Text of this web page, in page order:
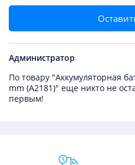
Администратор
По товару "Аккумуляторная
mm (A2181)" еще никто не
первым!
Преимущества